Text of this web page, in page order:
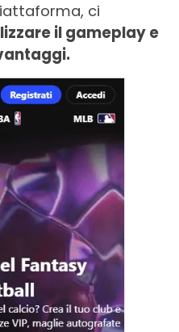
ci
il gameplay e